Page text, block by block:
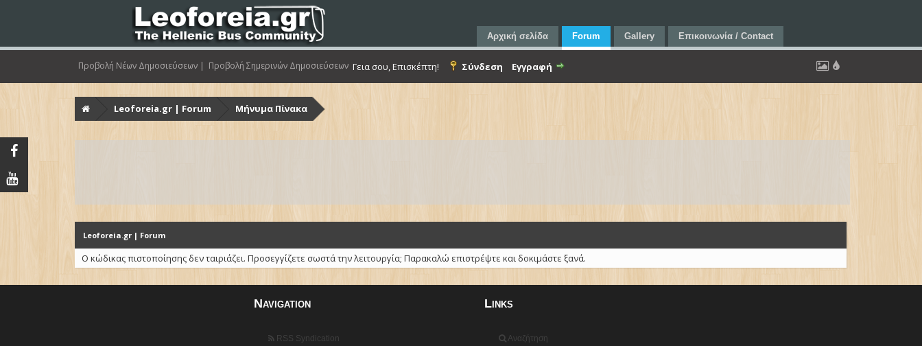
Αρχική σελίδα Forum Gallery Επικοινωνία / Contact
Προβολή Νέων Δημοσιεύσεων | Προβολή Σημερινών Δημοσιεύσεων Γεια σου, Επισκέπτη! Σύνδεση Εγγραφή
Leoforeia.gr | Forum Μήνυμα Πίνακα
Leoforeia.gr | Forum
Ο κώδικας πιστοποίησης δεν ταιριάζει. Προσεγγίζετε σωστά την λειτουργία; Παρακαλώ επιστρέψτε και δοκιμάστε ξανά.
Navigation
RSS Syndication
Links
Αναζήτηση